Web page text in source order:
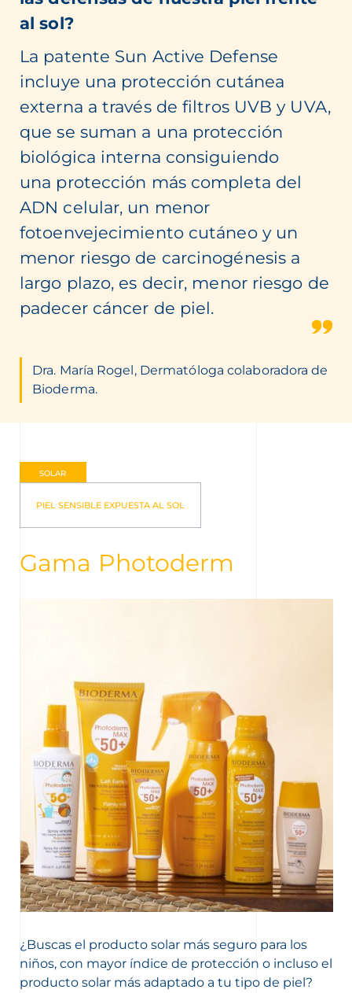
al sol?
La patente Sun Active Defense
incluye una protección cutánea
externa a través de filtros UVB y UVA,
que se suman a una protección
biológica interna consiguiendo
una protección más completa del
ADN celular, un menor
fotoenvejecimiento cutáneo y un
menor riesgo de carcinogénesis a
largo plazo, es decir, menor riesgo de
padecer cáncer de piel.
Dra. María Rogel, Dermatóloga colaboradora de
Bioderma.
SOLAR
PIEL SENSIBLE EXPUESTA AL SOL
Gama Photoderm
¿Buscas el producto solar más seguro para los
niños, con mayor índice de protección o incluso el
producto solar más adaptado a tu tipo de piel?